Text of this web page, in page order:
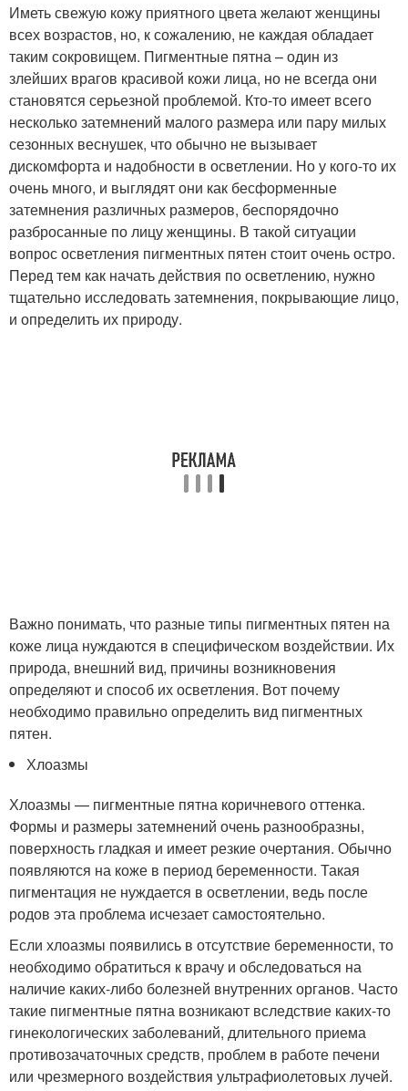
Иметь свежую кожу приятного цвета желают женщины
всех возрастов, но, к сожалению, не каждая обладает
таким сокровищем. Пигментные пятна – один из
злейших врагов красивой кожи лица, но не всегда они
становятся серьезной проблемой. Кто-то имеет всего
несколько затемнений малого размера или пару милых
сезонных веснушек, что обычно не вызывает
дискомфорта и надобности в осветлении. Но у кого-то их
очень много, и выглядят они как бесформенные
затемнения различных размеров, беспорядочно
разбросанные по лицу женщины. В такой ситуации
вопрос осветления пигментных пятен стоит очень остро.
Перед тем как начать действия по осветлению, нужно
тщательно исследовать затемнения, покрывающие лицо,
и определить их природу.
Важно понимать, что разные типы пигментных пятен на
коже лица нуждаются в специфическом воздействии. Их
природа, внешний вид, причины возникновения
определяют и способ их осветления. Вот почему
необходимо правильно определить вид пигментных
пятен.
Хлоазмы
Хлоазмы — пигментные пятна коричневого оттенка.
Формы и размеры затемнений очень разнообразны,
поверхность гладкая и имеет резкие очертания. Обычно
появляются на коже в период беременности. Такая
пигментация не нуждается в осветлении, ведь после
родов эта проблема исчезает самостоятельно.
Если хлоазмы появились в отсутствие беременности, то
необходимо обратиться к врачу и обследоваться на
наличие каких-либо болезней внутренних органов. Часто
такие пигментные пятна возникают вследствие каких-то
гинекологических заболеваний, длительного приема
противозачаточных средств, проблем в работе печени
или чрезмерного воздействия ультрафиолетовых лучей.